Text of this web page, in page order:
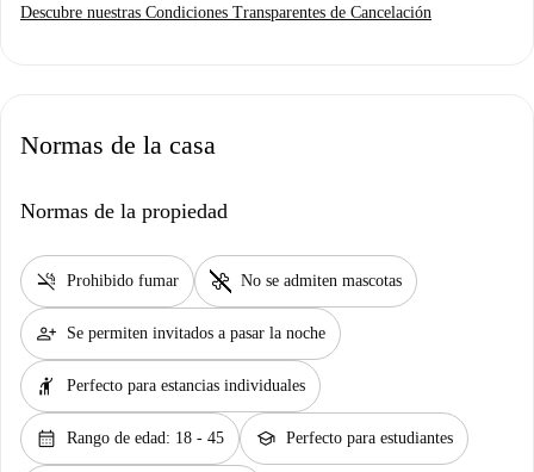
Descubre nuestras Condiciones Transparentes de Cancelación
Normas de la casa
Normas de la propiedad
smoke_free Prohibido fumar pet_supplies No se admiten mascotas
person_add Se permiten invitados a pasar la noche
hail Perfecto para estancias individuales
calendar_month Rango de edad: 18 - 45 school Perfecto para estudiantes